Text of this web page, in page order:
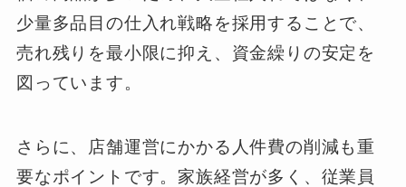
少量多品目の仕入れ戦略を採用することで、
売れ残りを最小限に抑え、資金繰りの安定を
図っています。
さらに、店舗運営にかかる人件費の削減も重
要なポイントです。家族経営が多く、従業員